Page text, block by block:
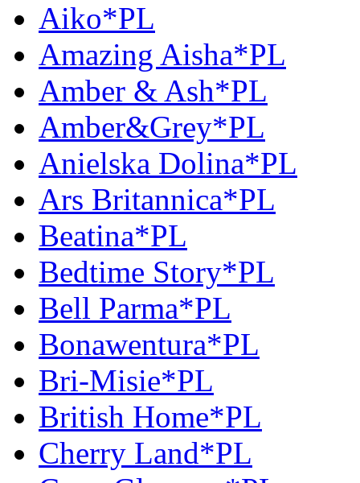
Aiko*PL
Amazing Aisha*PL
Amber & Ash*PL
Amber&Grey*PL
Anielska Dolina*PL
Ars Britannica*PL
Beatina*PL
Bedtime Story*PL
Bell Parma*PL
Bonawentura*PL
Bri-Misie*PL
British Home*PL
Cherry Land*PL